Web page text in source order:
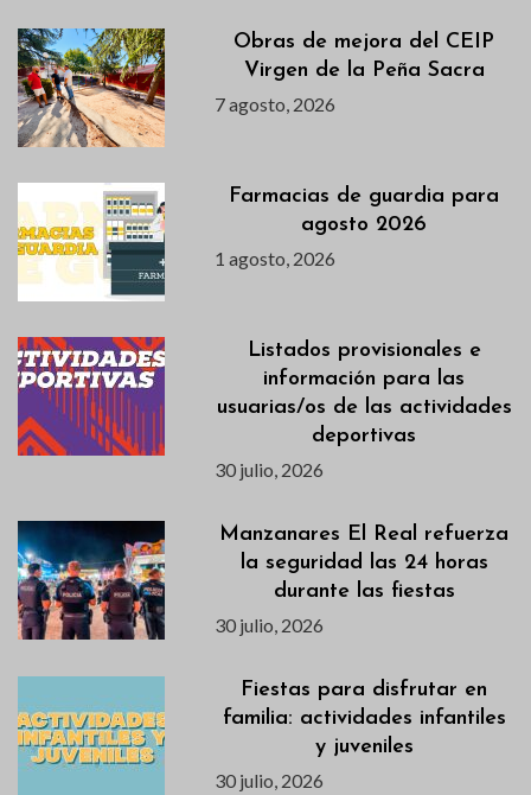
Obras de mejora del CEIP
Virgen de la Peña Sacra
7 agosto, 2026
Farmacias de guardia para
agosto 2026
1 agosto, 2026
Listados provisionales e
información para las
usuarias/os de las actividades
deportivas
30 julio, 2026
Manzanares El Real refuerza
la seguridad las 24 horas
durante las fiestas
30 julio, 2026
Fiestas para disfrutar en
familia: actividades infantiles
y juveniles
30 julio, 2026